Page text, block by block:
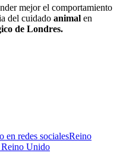
mejor el comportamiento
del cuidado animal en
de Londres.
en redes socialesReino
Unido